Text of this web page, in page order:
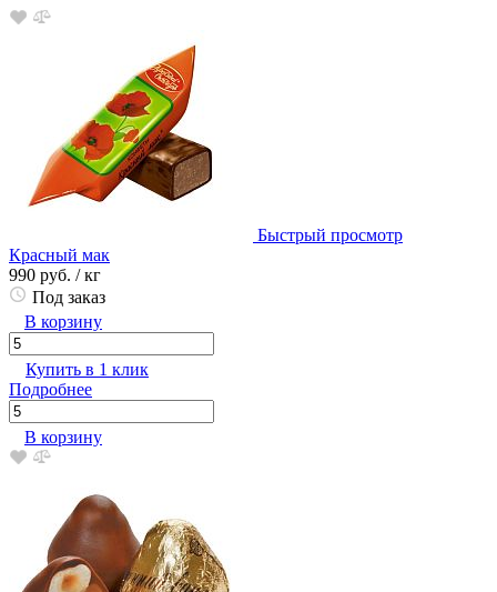
Быстрый просмотр
Красный мак
990 руб. / кг
Под заказ
В корзину
Купить в 1 клик
Подробнее
В корзину